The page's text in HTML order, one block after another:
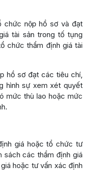
chức nộp hồ sơ và đạt
tài sản trong tố tụng
chức thẩm định giá tài
hồ sơ đạt các tiêu chí,
hình sự xem xét quyết
mức thù lao hoặc mức
giá hoặc tổ chức tư
sách các thẩm định giá
hoặc tư vấn xác định